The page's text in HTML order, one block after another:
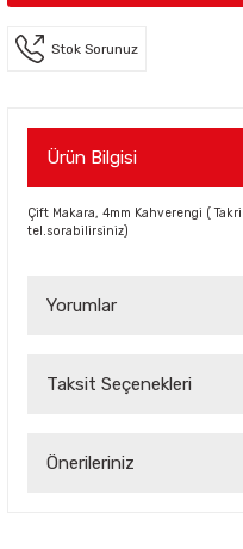
Stok Sorunuz
Ürün Bilgisi
Çift Makara, 4mm Kahverengi (
tel.sorabilirsiniz)
Yorumlar
Taksit Seçenekleri
Önerileriniz